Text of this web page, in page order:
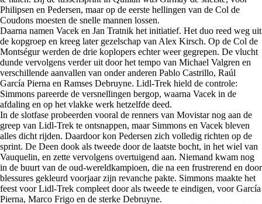
Philipsen en Pedersen, maar op de eerste hellingen van de Col de
Coudons moesten de snelle mannen lossen.
Daarna namen Vacek en Jan Tratnik het initiatief. Het duo reed weg uit
de kopgroep en kreeg later gezelschap van Alex Kirsch. Op de Col de
Montségur werden de drie koplopers echter weer gegrepen. De vlucht
dunde vervolgens verder uit door het tempo van Michael Valgren en
verschillende aanvallen van onder anderen Pablo Castrillo, Raúl
García Pierna en Ramses Debruyne. Lidl-Trek hield de controle:
Simmons pareerde de versnellingen bergop, waarna Vacek in de
afdaling en op het vlakke werk hetzelfde deed.
In de slotfase probeerden vooral de renners van Movistar nog aan de
greep van Lidl-Trek te ontsnappen, maar Simmons en Vacek bleven
alles dicht rijden. Daardoor kon Pedersen zich volledig richten op de
sprint. De Deen dook als tweede door de laatste bocht, in het wiel van
Vauquelin, en zette vervolgens overtuigend aan. Niemand kwam nog
in de buurt van de oud-wereldkampioen, die na een frustrerend en door
blessures gekleurd voorjaar zijn revanche pakte. Simmons maakte het
feest voor Lidl-Trek compleet door als tweede te eindigen, voor García
Pierna, Marco Frigo en de sterke Debruyne.